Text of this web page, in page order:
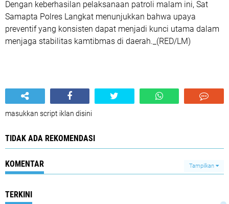
Dengan keberhasilan pelaksanaan patroli malam ini, Sat
Samapta Polres Langkat menunjukkan bahwa upaya
preventif yang konsisten dapat menjadi kunci utama dalam
menjaga stabilitas kamtibmas di daerah._(RED/LM)
masukkan script iklan disini
TIDAK ADA REKOMENDASI
KOMENTAR Tampilkan
TERKINI